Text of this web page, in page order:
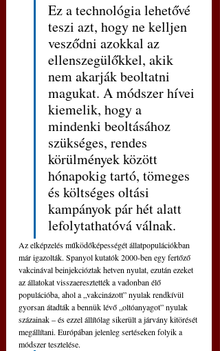
Ez a technológia lehetővé
teszi azt, hogy ne kelljen
vesződni azokkal az
ellenszegülőkkel, akik
nem akarják beoltatni
magukat. A módszer hívei
kiemelik, hogy a
mindenki beoltásához
szükséges, rendes
körülmények között
hónapokig tartó, tömeges
és költséges oltási
kampányok pár hét alatt
lefolytathatóvá válnak.
Az elképzelés működőképességét állatpopulációkban
már igazolták. Spanyol kutatók 2000-ben egy fertőző
vakcinával beinjekcióztak hetven nyulat, ezután ezeket
az állatokat visszaeresztették a vadonban élő
populációba, ahol a „vakcinázott” nyulak rendkívül
gyorsan átadták a bennük lévő „oltóanyagot” nyulak
százainak – és ezzel állítólag sikerült a járvány kitörését
megállítani. Európában jelenleg sertéseken folyik a
módszer tesztelése.